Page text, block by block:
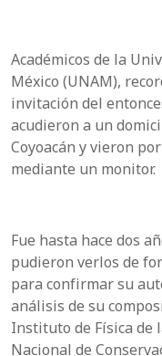
Académicos de la
México (UNAM),
invitación del
acudieron a un
Coyoacán y vieron
mediante un monitor.
Fue hasta hace dos
pudieron verlos de
para confirmar su
análisis de su
Instituto de Física de
Nacional de